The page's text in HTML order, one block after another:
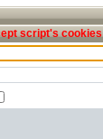
script's cookies